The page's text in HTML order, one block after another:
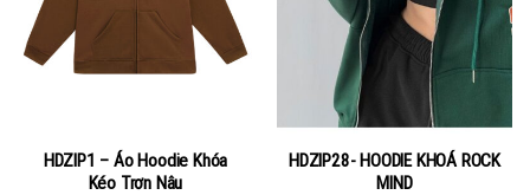
HDZIP1 – Áo Hoodie Khóa
Kéo Trơn Nâu
HDZIP28- HOODIE KHOÁ ROCK
MIND